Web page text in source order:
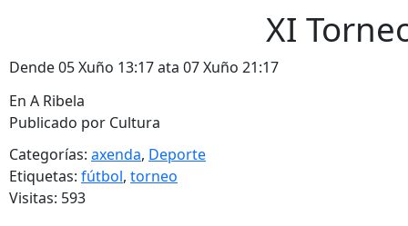
XI
Dende 05 Xuño 13:17 ata 07 Xuño 21:17
En A Ribela
Publicado por Cultura
Categorías: axenda, Deporte
Etiquetas: fútbol, torneo
Visitas: 593